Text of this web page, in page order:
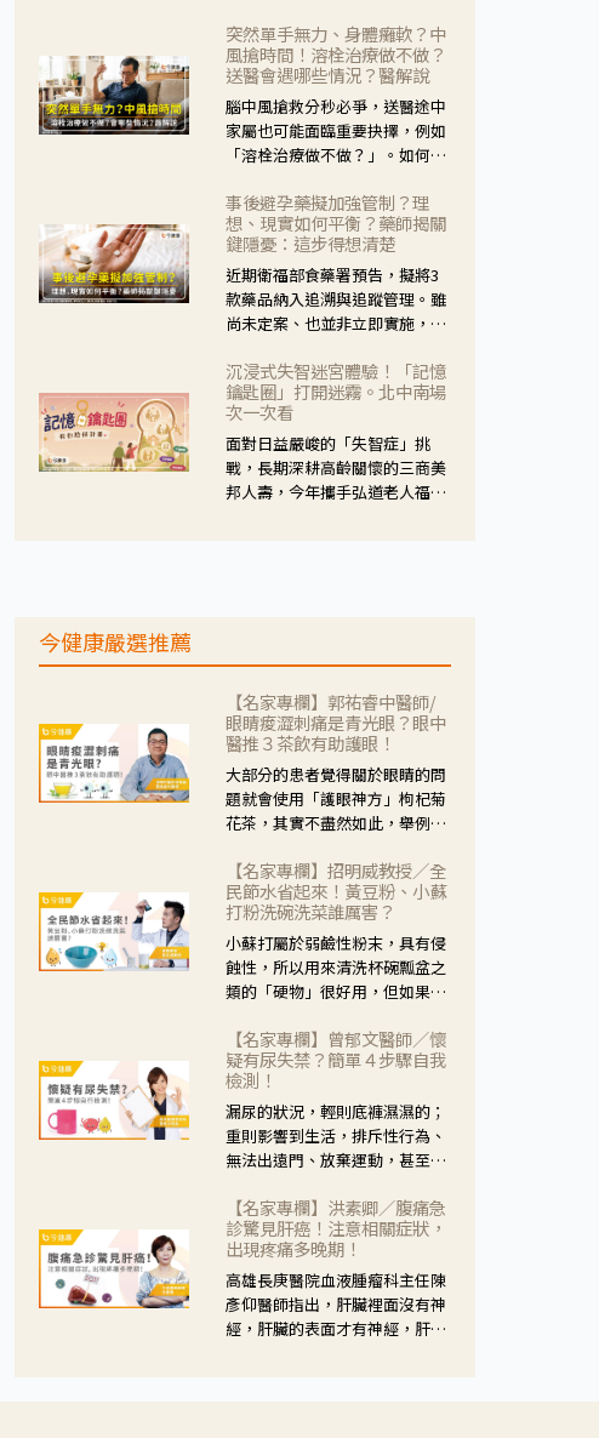
在重要。社團法人台灣自我照護
產業協會 提出「非處方藥正確使
用」與「藥師給力」，鼓勵民眾
建立安全且正確的自我照護習
慣。
突然單手無力、身體癱軟？中
風搶時間！溶栓治療做不做？
送醫會遇哪些情況？醫解說
腦中風搶救分秒必爭，送醫途中
家屬也可能面臨重要抉擇，例如
「溶栓治療做不做？」。如何搶
會理事長陳龍醫師解說！
事後避孕藥擬加強管制？理
想、現實如何平衡？藥師揭關
鍵隱憂：這步得想清楚
近期衛福部食藥署預告，擬將3
款藥品納入追溯與追蹤管理。雖
尚未定案、也並非立即實施，不
人杰藥師表示，這三款藥物目
的、作用、風險各有不同，管制
與否所帶來的後許影響也不同，
可先了解其特性。
沉浸式失智迷宮體驗！「記憶
鑰匙圈」打開迷霧。北中南場
次一次看
面對日益嚴峻的「失智症」挑
戰，長期深耕高齡關懷的三商美
邦人壽，今年攜手弘道老人福利
生活挑戰。
今健康嚴選推薦
【名家專欄】郭祐睿中醫師/
眼睛痠澀刺痛是青光眼？眼中
醫推３茶飲有助護眼！
大部分的患者覺得關於眼睛的問
題就會使用「護眼神方」枸杞菊
花茶，其實不盡然如此，舉例來
紅、眼睛痛、眼屎多而且顏色
黃，當然就可以使用枸杞菊花
茶，但是枸杞的劑量要少，菊花
的劑量要多；若是有以上症狀以
外，眼睛還會有灼熱感，眼屎多
到會「牽絲」，也就是水樣分泌
了，這時候就要使用菊花、金銀
花來治療；假如單純的眼睛乾
澀，結膜沒有紅，眼睛周圍沒有
眼屎，這種情況是屬於「陰
虛」，就可以使用枸杞、蓮藕、
麥門冬、山藥等比較滋潤的藥
【名家專欄】招明威教授／全
民節水省起來！黃豆粉、小蘇
打粉洗碗洗菜誰厲害？
小蘇打屬於弱鹼性粉末，具有侵
蝕性，所以用來清洗杯碗瓢盆之
類的「硬物」很好用，但如果用
特別注意用法用量，使用過多或
是浸泡太久，容易腐蝕蔬菜的纖
維，讓菜軟掉不清脆。
【名家專欄】曾郁文醫師／懷
疑有尿失禁？簡單４步驟自我
檢測！
漏尿的狀況，輕則底褲濕濕的；
重則影響到生活，排斥性行為、
無法出遠門、放棄運動，甚至怕
禁」的症狀，長期下來不敢與朋
友往來，低潮陰霾造成憂鬱症。
【名家專欄】洪素卿／腹痛急
診驚見肝癌！注意相關症狀，
出現疼痛多晚期！
高雄長庚醫院血液腫瘤科主任陳
彥仰醫師指出，肝臟裡面沒有神
經，肝臟的表面才有神經，肝臟